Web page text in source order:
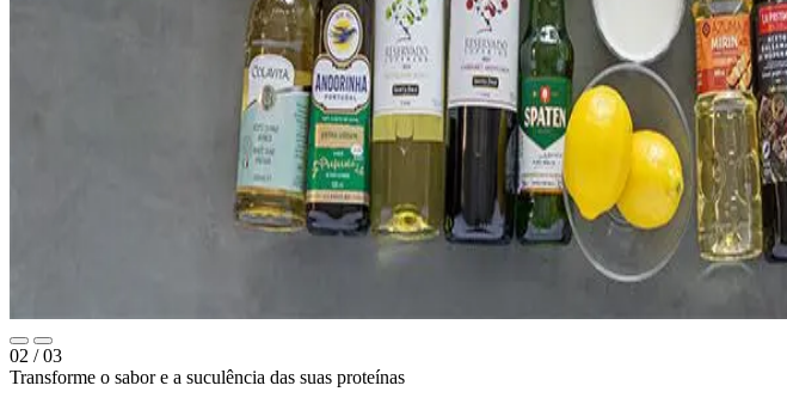
02 / 03
Transforme o sabor e a suculência das suas proteínas